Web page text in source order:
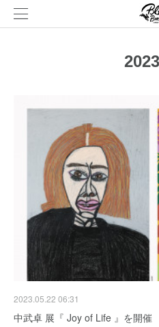
2023
2023.05.22 06:31
中武卓 展『 Joy of Life 』を開催